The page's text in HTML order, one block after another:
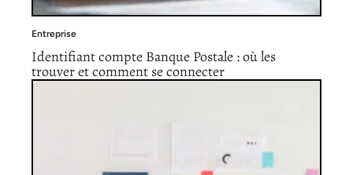
Entreprise
Identifiant compte Banque Postale : où les
trouver et comment se connecter